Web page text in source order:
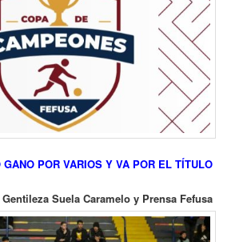
POR VARIOS Y VA POR EL TÍTULO
Gentileza Suela Caramelo y Prensa Fefusa